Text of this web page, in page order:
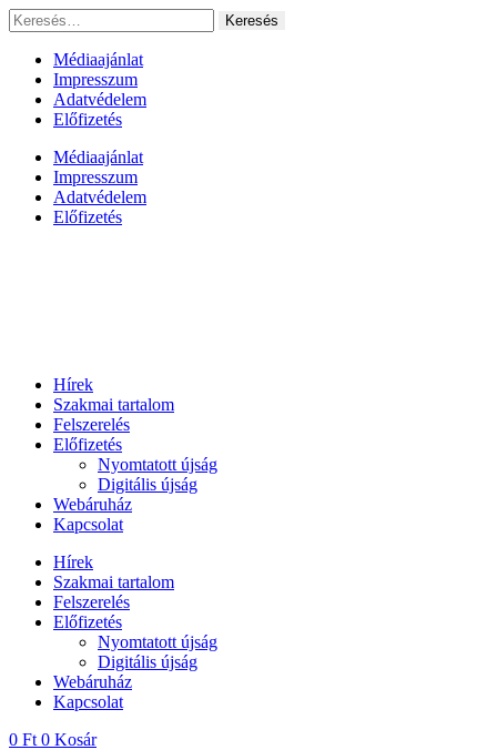
Ugrás
a
tartalomhoz
Keresés:
Médiaajánlat
Impresszum
Adatvédelem
Előfizetés
Médiaajánlat
Impresszum
Adatvédelem
Előfizetés
Hírek
Szakmai tartalom
Felszerelés
Előfizetés
Nyomtatott újság
Digitális újság
Webáruház
Kapcsolat
Hírek
Szakmai tartalom
Felszerelés
Előfizetés
Nyomtatott újság
Digitális újság
Webáruház
Kapcsolat
0 Ft 0 Kosár